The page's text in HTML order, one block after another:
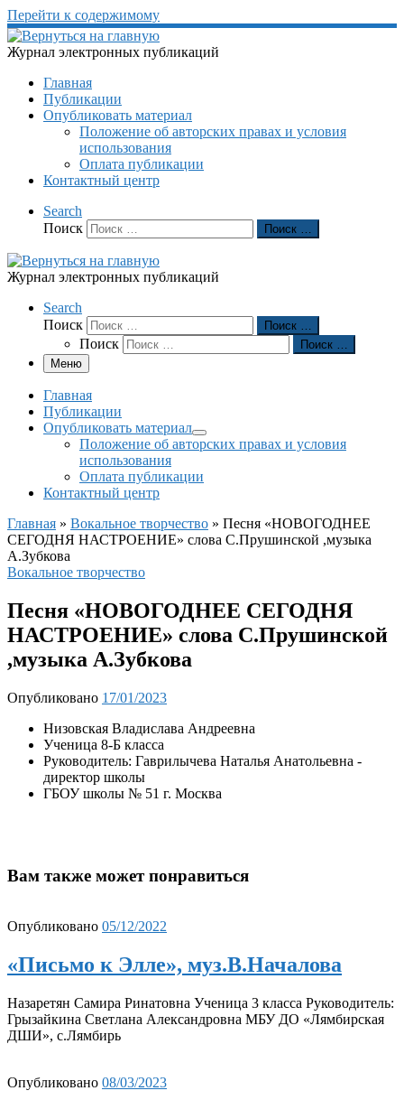
Перейти к содержимому
Журнал электронных публикаций
Главная
Публикации
Опубликовать материал
Положение об авторских правах и условия
использования
Оплата публикации
Контактный центр
Search
Поиск
Поиск …
Журнал электронных публикаций
Search
Поиск
Поиск …
Поиск
Поиск …
Меню
Главная
Публикации
Опубликовать материал
Положение об авторских правах и условия
использования
Оплата публикации
Контактный центр
Главная » Вокальное творчество » Песня «НОВОГОДНЕЕ
СЕГОДНЯ НАСТРОЕНИЕ» слова С.Прушинской ,музыка
А.Зубкова
Вокальное творчество
Песня «НОВОГОДНЕЕ СЕГОДНЯ
НАСТРОЕНИЕ» слова С.Прушинской
,музыка А.Зубкова
Опубликовано 17/01/2023
Низовская Владислава Андреевна
Ученица 8-Б класса
Руководитель: Гаврилычева Наталья Анатольевна -
директор школы
ГБОУ школы № 51 г. Москва
Вам также может понравиться
Опубликовано 05/12/2022
«Письмо к Элле», муз.В.Началова
Назаретян Самира Ринатовна Ученица 3 класса Руководитель:
Грызайкина Светлана Александровна МБУ ДО «Лямбирская
ДШИ», с.Лямбирь
Опубликовано 08/03/2023